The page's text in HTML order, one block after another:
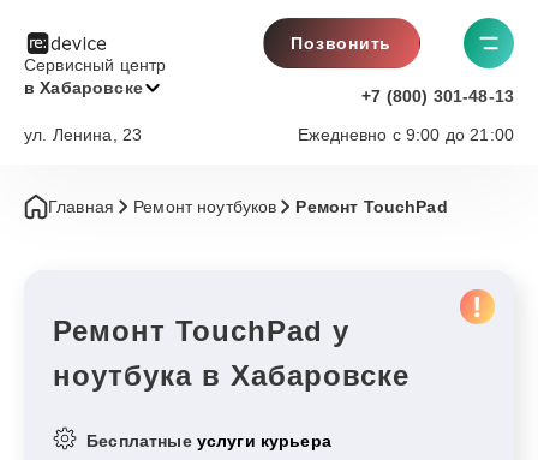
Сервисный центр
в Хабаровске
Позвонить
+7 (800) 301-48-13
Ежедневно с 9:00 до 21:00
ул. Ленина, 23
Главная Ремонт ноутбуков Ремонт TouchPad
Ремонт TouchPad у
ноутбука в Хабаровске
Бесплатныеуслуги курьера